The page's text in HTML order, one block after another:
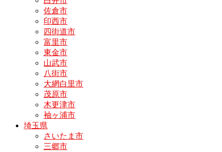
佐倉市
印西市
四街道市
富里市
東金市
山武市
八街市
大網白里市
茂原市
木更津市
袖ヶ浦市
埼玉県
さいたま市
三郷市